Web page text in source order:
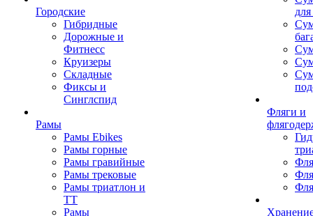
Городские
Гибридные
Дорожные и
Фитнесс
Круизеры
Складные
Фиксы и
Синглспид
Рамы
Рамы Ebikes
Рамы горные
Рамы гравийные
Рамы трековые
Рамы триатлон и
ТТ
Рамы
Фляги и